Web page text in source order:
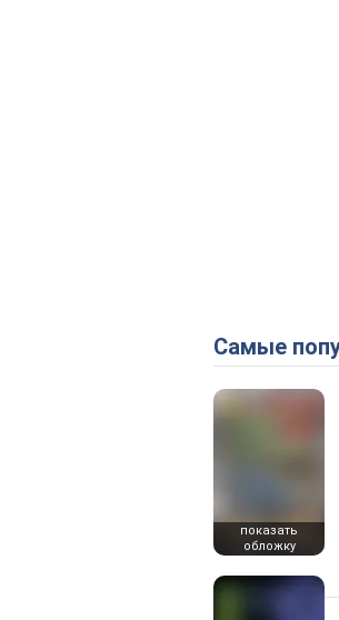
Самые
показать
обложку